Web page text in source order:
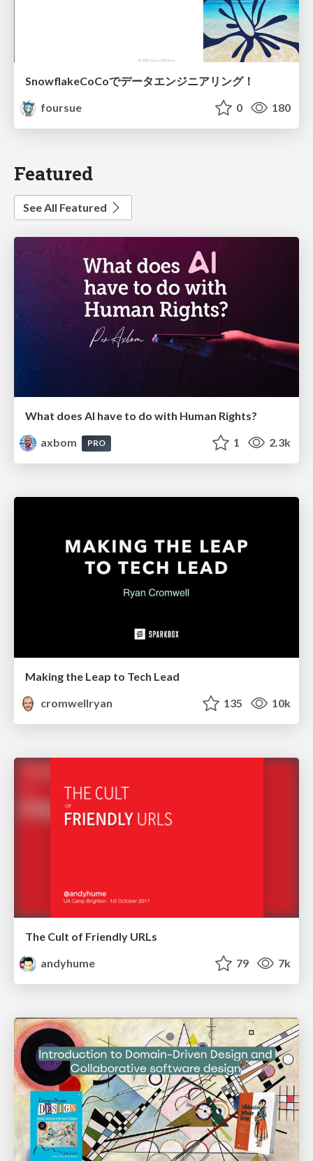
SnowflakeCoCoでデータエンジニアリング！
foursue
0 180
Featured
See All Featured
What does AI have to do with Human Rights?
axbom
PRO 1 2.3k
Making the Leap to Tech Lead
cromwellryan
135 10k
The Cult of Friendly URLs
andyhume
79 7k